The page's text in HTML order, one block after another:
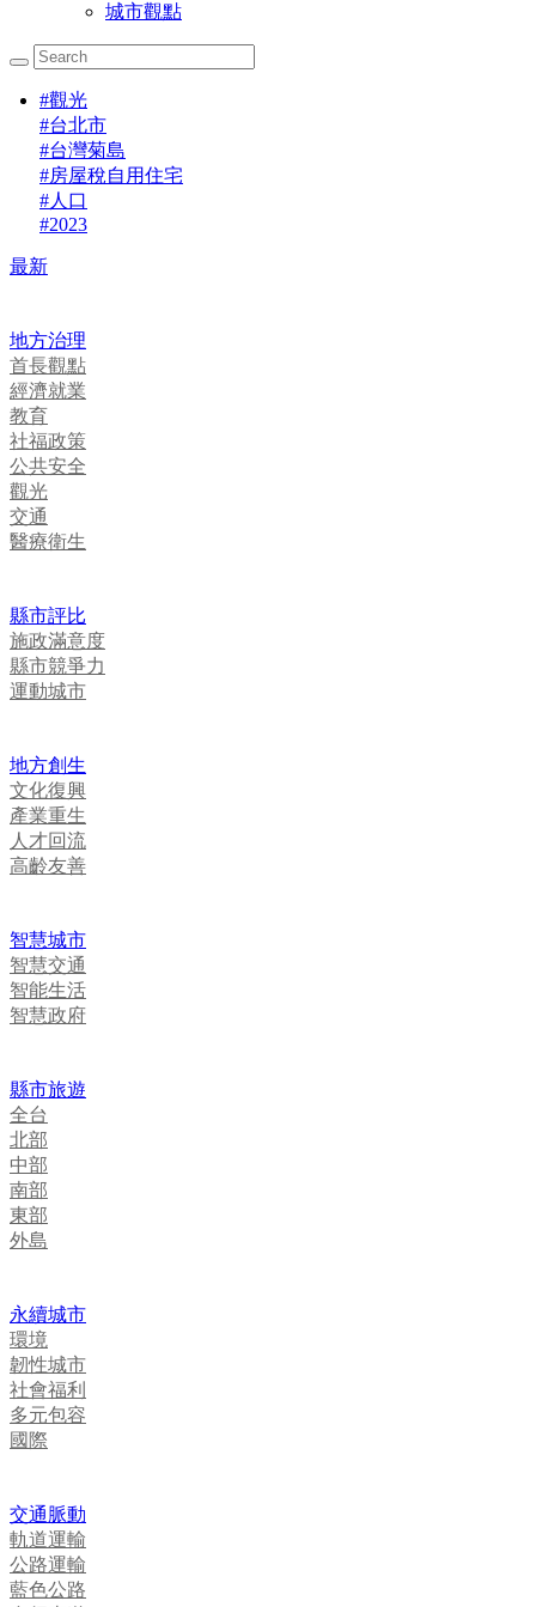
城市觀點
#觀光
#台北市
#台灣菊島
#房屋稅自用住宅
#人口
#2023
最新
地方治理
首長觀點
經濟就業
教育
社福政策
公共安全
觀光
交通
醫療衛生
縣市評比
施政滿意度
縣市競爭力
運動城市
地方創生
文化復興
產業重生
人才回流
高齡友善
智慧城市
智慧交通
智能生活
智慧政府
縣市旅遊
全台
北部
中部
南部
東部
外島
永續城市
環境
韌性城市
社會福利
多元包容
國際
交通脈動
軌道運輸
公路運輸
藍色公路